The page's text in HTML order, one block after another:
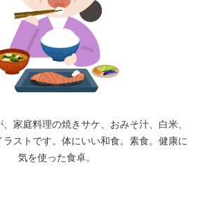
家庭料理の焼きサケ、おみそ汁、白米、
ラストです。体にいい和食。素食。健康に
気を使った食卓。